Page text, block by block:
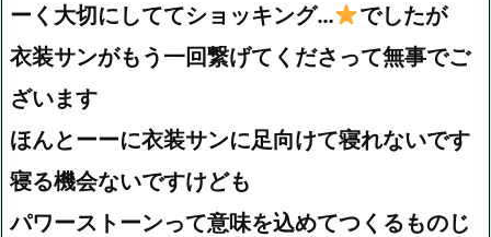
ーく大切にしててショッキング…
でしたが
衣装サンがもう一回繋げてくださって無事でご
ざいます
ほんとーーに衣装サンに足向けて寝れないです
寝る機会ないですけども
パワーストーンって意味を込めてつくるものじ